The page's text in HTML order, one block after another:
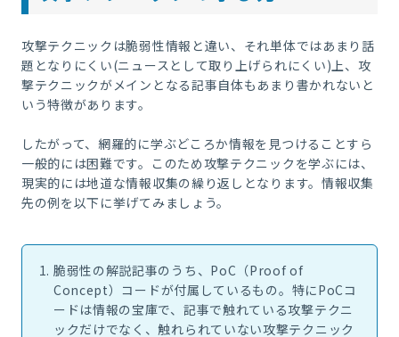
攻撃テクニックは脆弱性情報と違い、それ単体ではあまり話
題となりにくい(ニュースとして取り上げられにくい)上、攻
撃テクニックがメインとなる記事自体もあまり書かれないと
いう特徴があります。
したがって、網羅的に学ぶどころか情報を見つけることすら
一般的には困難です。このため攻撃テクニックを学ぶには、
現実的には地道な情報収集の繰り返しとなります。情報収集
先の例を以下に挙げてみましょう。
脆弱性の解説記事のうち、PoC（Proof of
Concept）コードが付属しているもの。特にPoCコ
ードは情報の宝庫で、記事で触れている攻撃テクニ
ックだけでなく、触れられていない攻撃テクニック